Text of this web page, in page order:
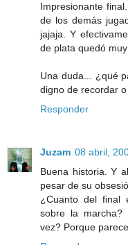
Impresionante
de los demás
jajaja. Y
de plata quedó
Una duda... ¿qué
digno de recordar
Responder
Juzam 08 abril,
Buena historia. Y
pesar de su
¿Cuanto del final
sobre la marcha?
vez? Porque